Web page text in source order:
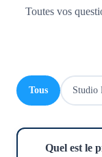
Toutes vos
Tous Studio
Quel est le